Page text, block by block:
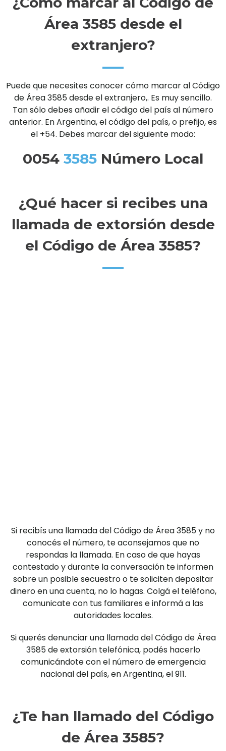
Área 3585 desde el
extranjero?
Puede que necesites conocer cómo marcar al Código
de Área 3585 desde el extranjero,. Es muy sencillo.
Tan sólo debes añadir el código del país al número
anterior. En Argentina, el código del país, o prefijo, es
el +54. Debes marcar del siguiente modo:
0054 3585 Número Local
¿Qué hacer si recibes una
llamada de extorsión desde
el Código de Área 3585?
Si recibís una llamada del Código de Área 3585 y no
conocés el número, te aconsejamos que no
respondas la llamada. En caso de que hayas
contestado y durante la conversación te informen
sobre un posible secuestro o te soliciten depositar
dinero en una cuenta, no lo hagas. Colgá el teléfono,
comunicate con tus familiares e informá a las
autoridades locales.
Si querés denunciar una llamada del Código de Área
3585 de extorsión telefónica, podés hacerlo
comunicándote con el número de emergencia
nacional del país, en Argentina, el 911.
¿Te han llamado del Código
de Área 3585?